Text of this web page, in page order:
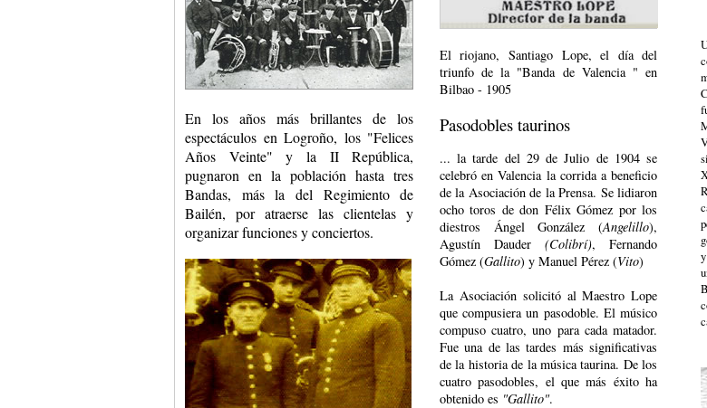
En los años más brillantes de los
espectáculos en Logroño, los "Felices
Años Veinte" y la II República,
pugnaron en la población hasta tres
Bandas, más la del Regimiento de
Bailén, por atraerse las clientelas y
organizar funciones y conciertos.
El riojano, Santiago Lope, el día del
triunfo de la "Banda de Valencia " en
Bilbao - 1905
Pasodobles taurinos
... la tarde del 29 de Julio de 1904 se
celebró en Valencia la corrida a beneficio
de la Asociación de la Prensa. Se lidiaron
ocho toros de don Félix Gómez por los
diestros Ángel González (Angelillo),
Agustín Dauder(Colibrí), Fernando
Gómez (Gallito) y Manuel Pérez (Vito)
La Asociación solicitó al Maestro Lope
que compusiera un pasodoble. El músico
compuso cuatro, uno para cada matador.
Fue una de las tardes más significativas
de la historia de la música taurina. De los
cuatro pasodobles, el que más éxito ha
obtenido es "Gallito".